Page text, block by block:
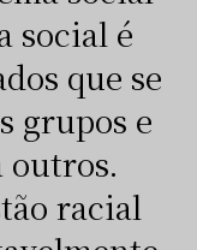
social é
que se
grupos e
outros.
racial